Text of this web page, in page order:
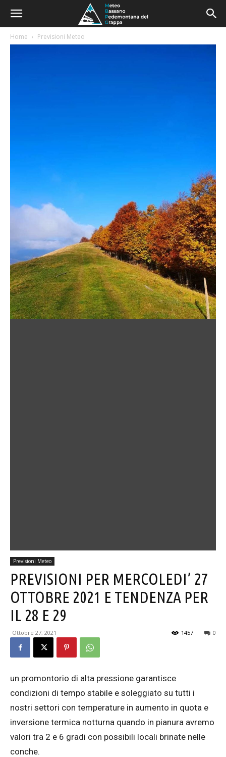
Home Previsioni Meteo
Previsioni Meteo
PREVISIONI PER MERCOLEDI’ 27
OTTOBRE 2021 E TENDENZA PER
IL 28 E 29
Ottobre 27, 2021 0
1457
un promontorio di alta pressione garantisce
condizioni di tempo stabile e soleggiato su tutti i
nostri settori con temperature in aumento in quota e
inversione termica notturna quando in pianura avremo
valori tra 2 e 6 gradi con possibili locali brinate nelle
conche.